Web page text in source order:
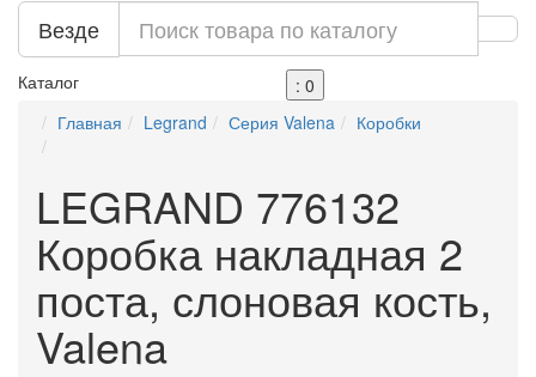
Везде
Каталог
: 0
Главная
Legrand Серия Valena Коробки
LEGRAND 776132
Коробка накладная 2
поста, слоновая кость,
Valena